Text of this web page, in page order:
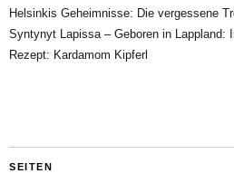
Helsinkis Geheimnisse: Die vergessene
Syntynyt Lapissa – Geboren in Lappland:
Rezept: Kardamom Kipferl
SEITEN